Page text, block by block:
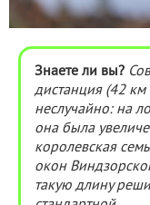
Знаете ли вы?
дистанция (42 км
неслучайно: на
она была
королевская
окон
такую длину